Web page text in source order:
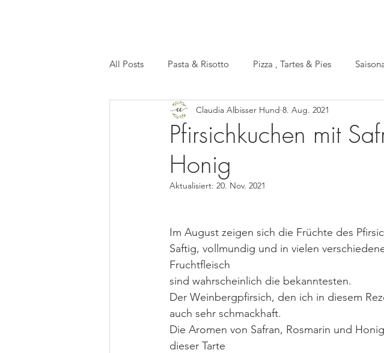
All Posts Pasta & Risotto Pizza , Tartes & Pies
Meal Prep Facts Apéro
Pfirsichkuchen mit
Honig
Claudia Albisser Hund 8. Aug. 2021
Aktualisiert: 20. Nov. 2021
Im August zeigen sich die Früchte des
Saftig, vollmundig und in vielen
Fruchtfleisch
sind wahrscheinlich die bekanntesten.
Der Weinbergpfirsich, den ich in diesem
auch sehr schmackhaft.
Die Aromen von Safran, Rosmarin und
dieser Tarte